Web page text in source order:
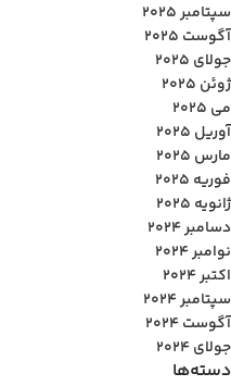
سپتامبر 2025
آگوست 2025
جولای 2025
ژوئن 2025
می 2025
آوریل 2025
مارس 2025
فوریه 2025
ژانویه 2025
دسامبر 2024
نوامبر 2024
اکتبر 2024
سپتامبر 2024
آگوست 2024
جولای 2024
دسته‌ها